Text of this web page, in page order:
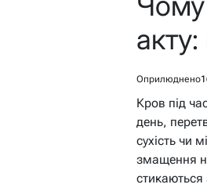
Оприлюднено
Кров під
день,
сухість чи
змащення
стикаються